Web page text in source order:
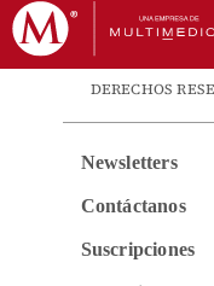
DERECHOS
Newsletters
Contáctanos
Suscripciones